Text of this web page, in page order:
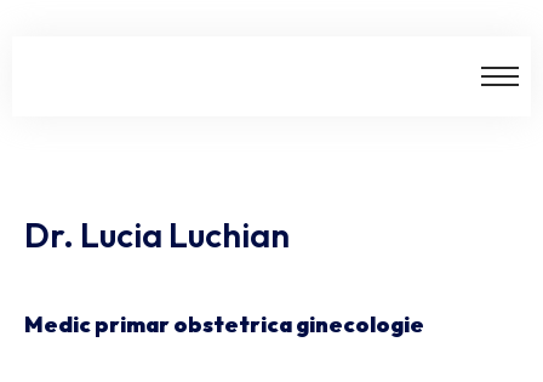
Dr. Lucia Luchian
Medic primar obstetrica ginecologie